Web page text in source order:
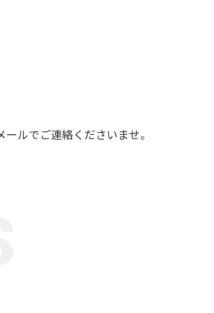
ルでご連絡くださいませ。